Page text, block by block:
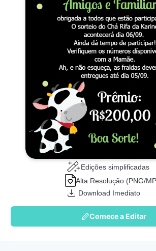
Edições simplificadas
Alta Resolução (PNG/
Download Imediato
Comece a Editar